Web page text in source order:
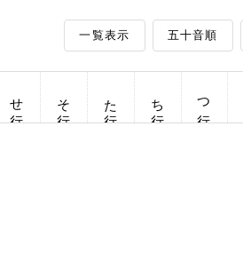
一覧表示 五十音順
せ行 そ行 た行 ち行 つ行